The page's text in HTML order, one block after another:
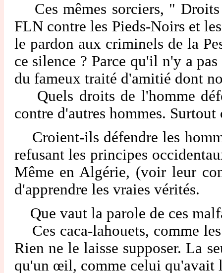
Ces mêmes sorciers, " Droits
FLN contre les Pieds-Noirs et
le pardon aux criminels de la
ce silence ? Parce qu'il n'y a
du fameux traité d'amitié dont
Quels droits de l'homme
contre d'autres hommes.
Croient-ils défendre les
refusant les principes
Même en Algérie, (voir leur
d'apprendre les vraies vérités.
Que vaut la parole de ces
Ces caca-lahouets, comme
Rien ne le laisse supposer. La
qu'un œil, comme celui qu'avait